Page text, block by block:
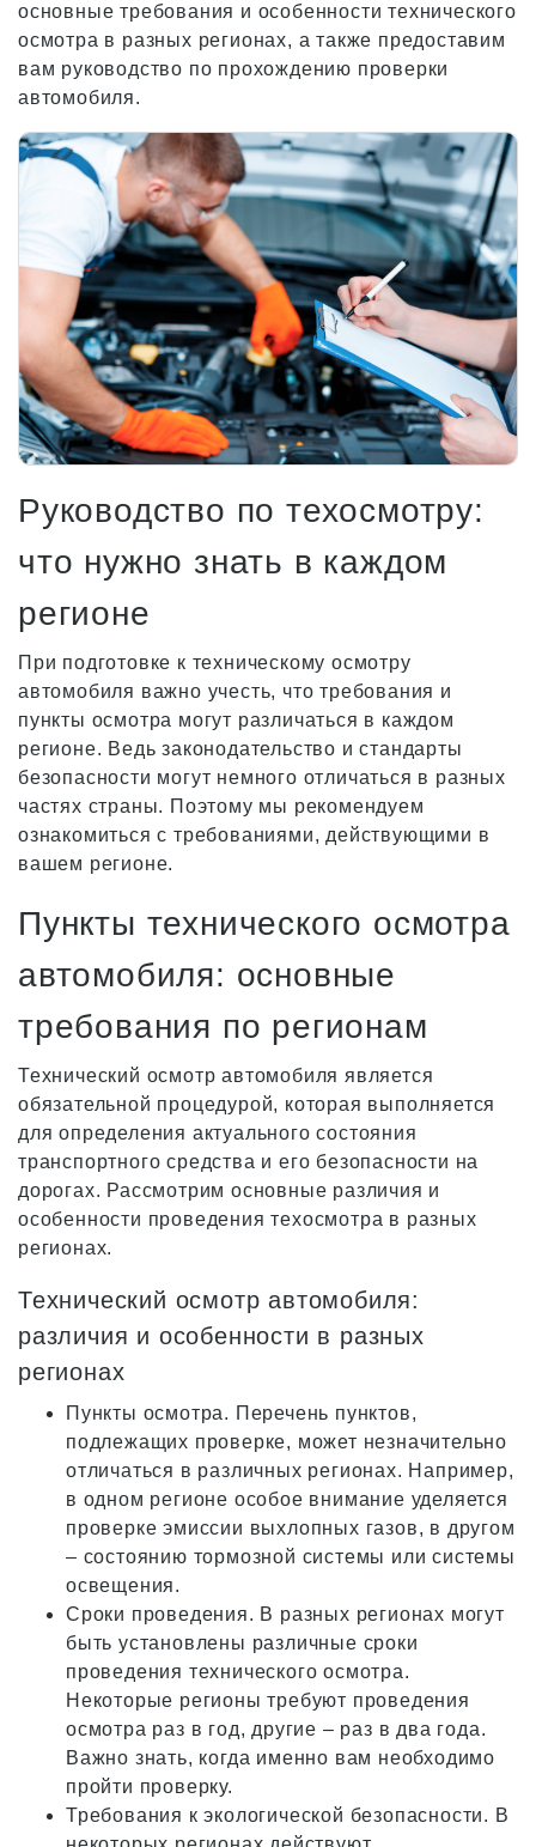
основные требования и особенности технического
осмотра в разных регионах, а также предоставим
вам руководство по прохождению проверки
автомобиля.
Руководство по техосмотру:
что нужно знать в каждом
регионе
При подготовке к техническому осмотру
автомобиля важно учесть, что требования и
пункты осмотра могут различаться в каждом
регионе. Ведь законодательство и стандарты
безопасности могут немного отличаться в разных
частях страны. Поэтому мы рекомендуем
ознакомиться с требованиями, действующими в
вашем регионе.
Пункты технического осмотра
автомобиля: основные
требования по регионам
Технический осмотр автомобиля является
обязательной процедурой, которая выполняется
для определения актуального состояния
транспортного средства и его безопасности на
дорогах. Рассмотрим основные различия и
особенности проведения техосмотра в разных
регионах.
Технический осмотр автомобиля:
различия и особенности в разных
регионах
Пункты осмотра. Перечень пунктов,
подлежащих проверке, может незначительно
отличаться в различных регионах. Например,
в одном регионе особое внимание уделяется
проверке эмиссии выхлопных газов, в другом
– состоянию тормозной системы или системы
освещения.
Сроки проведения. В разных регионах могут
быть установлены различные сроки
проведения технического осмотра.
Некоторые регионы требуют проведения
осмотра раз в год, другие – раз в два года.
Важно знать, когда именно вам необходимо
пройти проверку.
Требования к экологической безопасности. В